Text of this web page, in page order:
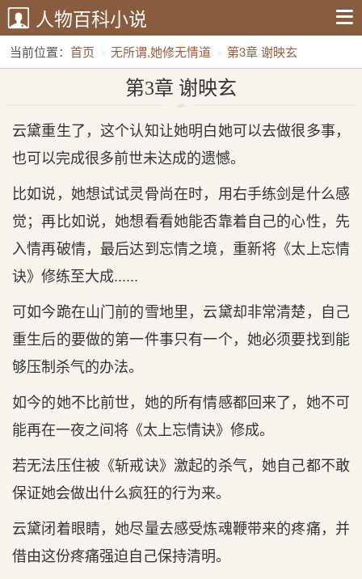
人物百科小说
当前位置： 首页 无所谓,她修无情道 第3章 谢映玄
第3章 谢映玄
云黛重生了，这个认知让她明白她可以去做很多事，
也可以完成很多前世未达成的遗憾。
比如说，她想试试灵骨尚在时，用右手练剑是什么感
觉；再比如说，她想看看她能否靠着自己的心性，先
入情再破情，最后达到忘情之境，重新将《太上忘情
诀》修练至大成......
可如今跪在山门前的雪地里，云黛却非常清楚，自己
重生后的要做的第一件事只有一个，她必须要找到能
够压制杀气的办法。
如今的她不比前世，她的所有情感都回来了，她不可
能再在一夜之间将《太上忘情诀》修成。
若无法压住被《斩戒诀》激起的杀气，她自己都不敢
保证她会做出什么疯狂的行为来。
云黛闭着眼睛，她尽量去感受炼魂鞭带来的疼痛，并
借由这份疼痛强迫自己保持清明。